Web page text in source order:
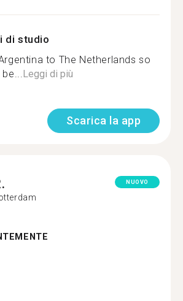
di studio
to The Netherlands so
Leggi di più
Scarica la app
NUOVO